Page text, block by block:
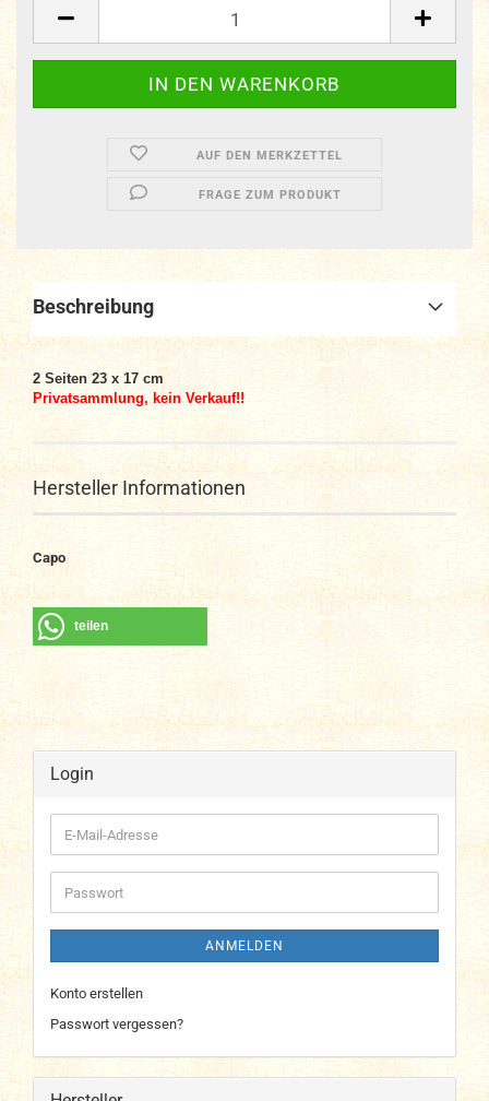
AUF DEN MERKZETTEL
FRAGE ZUM PRODUKT
Beschreibung
2 Seiten 23 x 17 cm
Privatsammlung, kein Verkauf!!
Hersteller Informationen
Capo
teilen
Login
E-
Mail-
Adresse
Passwort
ANMELDEN
Konto erstellen
Passwort vergessen?